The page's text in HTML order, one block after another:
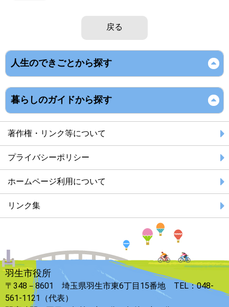
戻る
人生のできごとから探す
暮らしのガイドから探す
著作権・リンク等について
プライバシーポリシー
ホームページ利用について
リンク集
羽生市役所
〒348－8601 埼玉県羽生市東6丁目15番地 TEL：048-
561-1121（代表）